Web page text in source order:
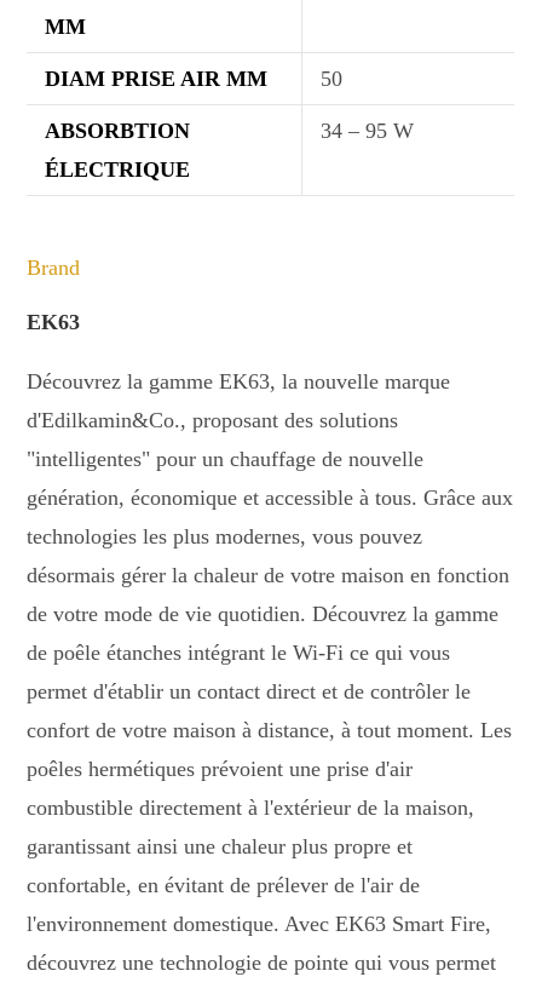
MM
DIAM PRISE AIR MM 50
ABSORBTION
ÉLECTRIQUE
34 – 95 W
Brand
EK63
Découvrez la gamme EK63, la nouvelle marque
d'Edilkamin&Co., proposant des solutions
"intelligentes" pour un chauffage de nouvelle
génération, économique et accessible à tous. Grâce aux
technologies les plus modernes, vous pouvez
désormais gérer la chaleur de votre maison en fonction
de votre mode de vie quotidien. Découvrez la gamme
de poêle étanches intégrant le Wi-Fi ce qui vous
permet d'établir un contact direct et de contrôler le
confort de votre maison à distance, à tout moment. Les
poêles hermétiques prévoient une prise d'air
combustible directement à l'extérieur de la maison,
garantissant ainsi une chaleur plus propre et
confortable, en évitant de prélever de l'air de
l'environnement domestique. Avec EK63 Smart Fire,
découvrez une technologie de pointe qui vous permet